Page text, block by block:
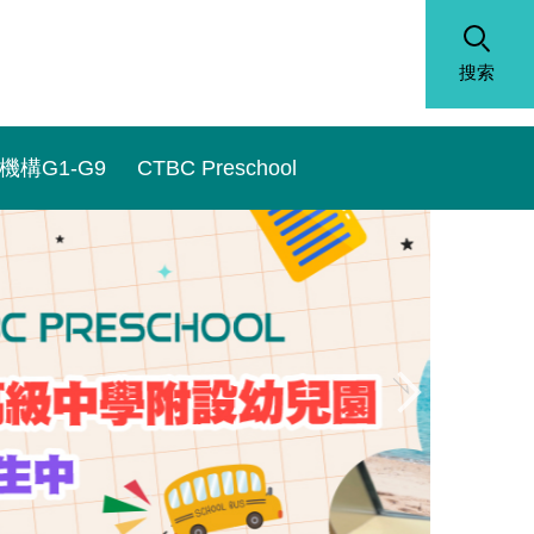
搜索
構G1-G9 CTBC Preschool